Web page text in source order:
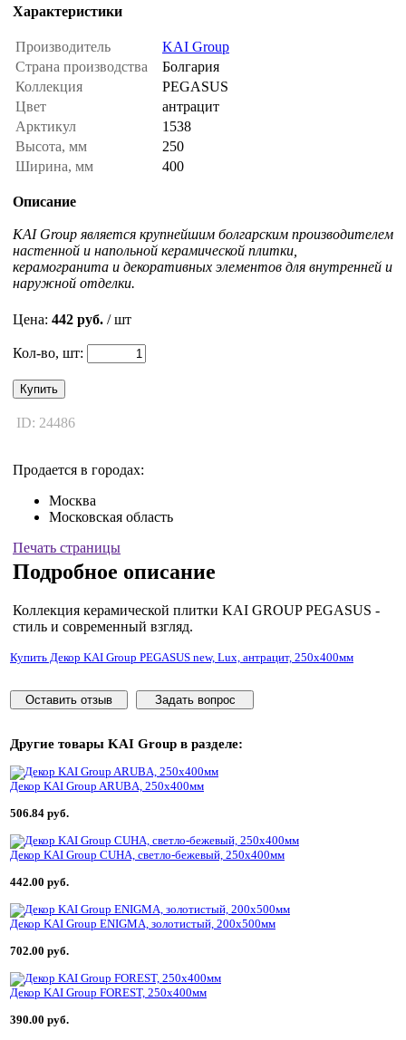
Характеристики
Производитель
KAI Group
Страна производства
Болгария
Коллекция
PEGASUS
Цвет
антрацит
Арктикул
1538
Высота, мм
250
Ширина, мм
400
Описание
KAI Group является крупнейшим болгарским производителем
настенной и напольной керамической плитки,
керамогранита и декоративных элементов для внутренней и
наружной отделки.
Цена: 442 руб. / шт
Кол-во, шт:
Купить
ID: 24486
Продается в городах:
Москва
Московская область
Печать страницы
Подробное описание
Коллекция керамической плитки KAI GROUP PEGASUS -
стиль и современный взгляд.
Купить Декор KAI Group PEGASUS new, Lux, антрацит, 250x400мм
Оставить отзыв Задать вопрос
Другие товары KAI Group в разделе:
Декор KAI Group ARUBA, 250x400мм
506.84 руб.
Декор KAI Group CUHA, светло-бежевый, 250x400мм
442.00 руб.
Декор KAI Group ENIGMA, золотистый, 200x500мм
702.00 руб.
Декор KAI Group FOREST, 250x400мм
390.00 руб.